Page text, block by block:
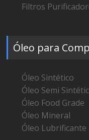
Filtros
Óleo para
Óleo Sintético
Óleo Semi
Óleo Food Grade
Óleo Mineral
Óleo